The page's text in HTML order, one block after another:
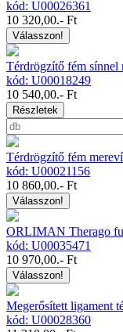
kód: U00026361
10 320,00.- Ft
Válasszon!
Térdrögzítő fém sínnel
kód: U00018249
10 540,00.- Ft
Részletek
Térdrögzítő fém
kód: U00021156
10 860,00.- Ft
Válasszon!
ORLIMAN Therago
kód: U00035471
10 970,00.- Ft
Válasszon!
Megerősített ligament
kód: U00028360